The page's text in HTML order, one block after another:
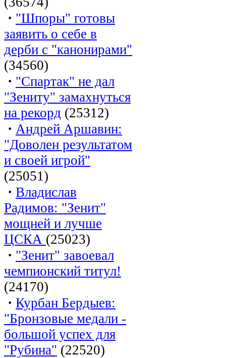
· "Шпоры" готовы
заявить о себе в
дерби с "канонирами"
(34560)
· "Спартак" не дал
"Зениту" замахнуться
на рекорд (25312)
· Андрей Аршавин:
"Доволен результатом
и своей игрой"
(25051)
· Владислав
Радимов: "Зенит"
мощней и лучше
ЦСКА (25023)
· "Зенит" завоевал
чемпионский титул!
(24170)
· Курбан Бердыев:
"Бронзовые медали -
большой успех для
"Рубина" (22520)